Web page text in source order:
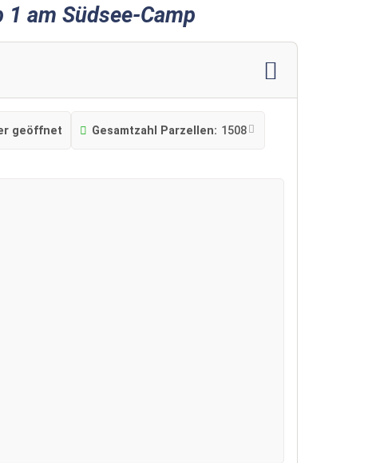
1 am Südsee-Camp
geöffnet Gesamtzahl Parzellen: 1508